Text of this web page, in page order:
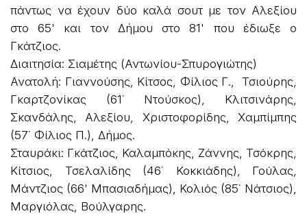
πάντως να έχουν δύο καλά σουτ με τον Αλεξίου
στο 65' και τον Δήμου στο 81' που έδιωξε ο
Γκάτζιος.
Διαιτησία: Σιαμέτης (Αντωνίου-Σπυρογιώτης)
Ανατολή: Γιαννούσης, Κίτσος, Φίλιος Γ., Τσιούρης,
Γκαρτζονίκας (61΄ Ντούσκος), Κλιτσινάρης,
Σκανδάλης, Αλεξίου, Χριστοφορίδης, Χαμπίμπης
(57΄ Φίλιος Π.), Δήμος.
Σταυράκι: Γκάτζιος, Καλαμπόκης, Ζάννης, Τσόκρης,
Κίτσιος, Τσελαλίδης (46΄ Κοκκιάδης), Γούλας,
Μάντζιος (66' Μπασιαδήμας), Κολιός (85΄ Νάτσιος),
Μαργιόλας, Βούλγαρης.